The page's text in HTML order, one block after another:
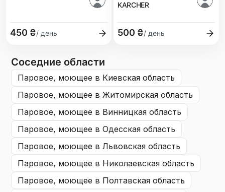
450 ₴/ день
KARCHER
500 ₴/ день
Соседние области
паровое, моющее в Киевская область
паровое, моющее в Житомирская область
паровое, моющее в Винницкая область
паровое, моющее в Одесская область
паровое, моющее в Львовская область
паровое, моющее в Николаевская область
паровое, моющее в Полтавская область